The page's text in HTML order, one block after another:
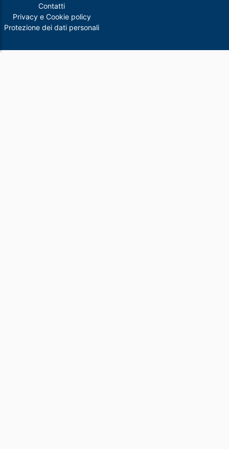
Contatti
Privacy e Cookie policy
Protezione dei dati personali